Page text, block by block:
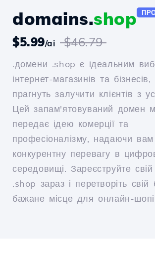
domains.shop
$5.99/ai $46.79
.домени .shop є ідеальним
інтернет-магазинів та бізнесів,
прагнуть залучити клієнтів з
Цей запам'ятовуваний домен
передає ідею комерції та
професіоналізму, надаючи вам
конкурентну перевагу в
середовищі. Зареєструйте
.shop зараз і перетворіть свій
бажане місце для онлайн-